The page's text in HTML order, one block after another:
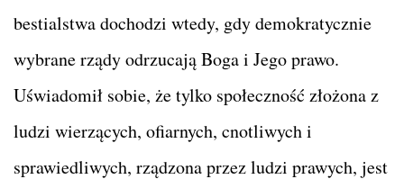
bestialstwa dochodzi wtedy, gdy demokratycznie
wybrane rządy odrzucają Boga i Jego prawo.
Uświadomił sobie, że tylko społeczność złożona z
ludzi wierzących, ofiarnych, cnotliwych i
sprawiedliwych, rządzona przez ludzi prawych, jest